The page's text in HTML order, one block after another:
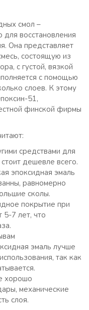
смол –
восстановления
Она представляет
состоящую из
с густой, вязкой
с помощью
слоев. К этому
51,
финской фирмы
средствами для
дешевле всего.
эпоксидная эмаль
равномерно
сколы.
покрытие при
5-7 лет, что
эмаль лучше
так как
хорошо
механические
слоя.